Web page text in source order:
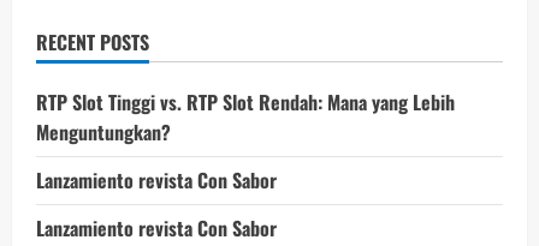
RECENT POSTS
RTP Slot Tinggi vs. RTP Slot Rendah: Mana yang Lebih
Menguntungkan?
Lanzamiento revista Con Sabor
Lanzamiento revista Con Sabor